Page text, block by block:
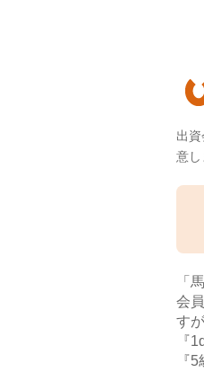
出
意し
「
会
すが
『
『